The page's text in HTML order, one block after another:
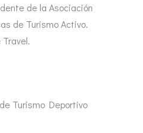
de la Asociación
de Turismo Activo.
Turismo Deportivo